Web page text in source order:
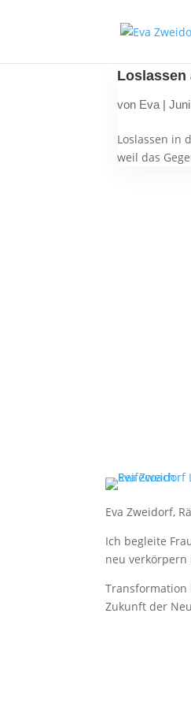
Loslassen
von Eva |
Loslassen in
weil das
Eva Zweidorf,
Ich begleite
neu
Zukunft der